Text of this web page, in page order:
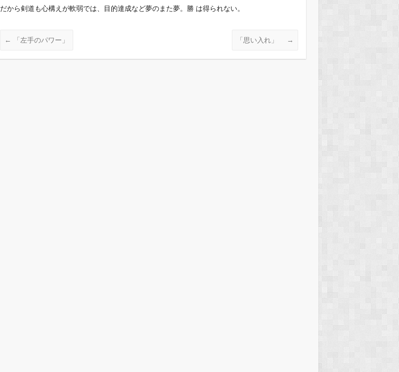
だから剣道も心構えが軟弱では、目的達成など夢のまた夢。勝 は得られない。
← 「左手のパワー」 「思い入れ」 →